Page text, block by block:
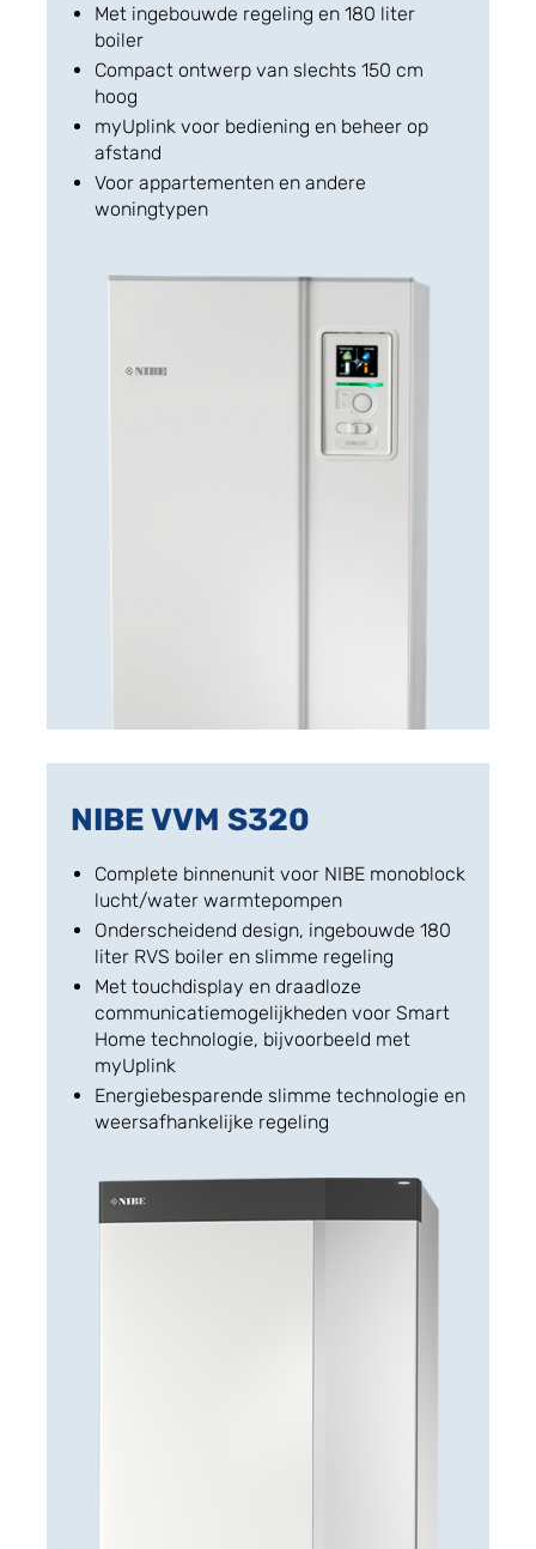
Met ingebouwde regeling en 180 liter
boiler
Compact ontwerp van slechts 150 cm
hoog
myUplink voor bediening en beheer op
afstand
Voor appartementen en andere
woningtypen
NIBE VVM S320
Complete binnenunit voor NIBE monoblock
lucht/water warmtepompen
Onderscheidend design, ingebouwde 180
liter RVS boiler en slimme regeling
Met touchdisplay en draadloze
communicatiemogelijkheden voor Smart
Home technologie, bijvoorbeeld met
myUplink
Energiebesparende slimme technologie en
weersafhankelijke regeling